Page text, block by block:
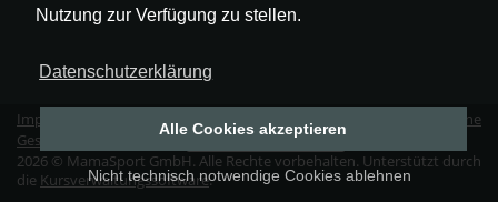
Nutzung zur Verfügung zu stellen.
Datenschutzerklärung
Nicht technisch notwendige Cookies ablehnen
Alle Cookies akzeptieren
Impressum Datenschutz | Erklärung zur Barrierefreiheit
Allgemeine
Geschäftsbedingungen|
Vertrag widerrufen
2026 © MamaSport GmbH. Alle Rechte vorbehalten. Unterstützt durch
die Kursverwaltungssoftware.